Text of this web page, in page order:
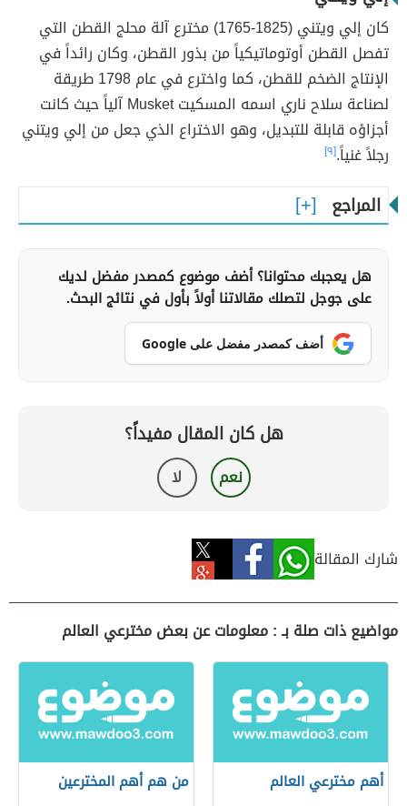
كان إلي ويتني (1825-1765) مخترع آلة محلج القطن التي
تفصل القطن أوتوماتيكياً من بذور القطن، وكان رائداً في
الإنتاج الضخم للقطن، كما واخترع في عام 1798 طريقة
لصناعة سلاح ناري اسمه المسكيت Musket آلياً حيث كانت
أجزاؤه قابلة للتبديل، وهو الاختراع الذي جعل من إلي ويتني
رجلاً غنياً.[٩]
المراجع
هل يعجبك محتوانا؟ أضف موضوع كمصدر مفضل لديك
على جوجل لتصلك مقالاتنا أولاً بأول في نتائج البحث.
أضف كمصدر مفضل على Google
هل كان المقال مفيداً؟
نعم لا
شارك المقالة
مواضيع ذات صلة بـ : معلومات عن بعض مخترعي العالم
أهم مخترعي العالم من هم أهم المخترعين